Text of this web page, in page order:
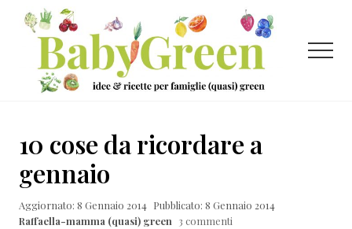
Menu
Passa
contenuto
principale
Passa
laterale
primaria
Passa
ricette
per
famiglie
Menu
10 cose da ricordare a
gennaio
Aggiornato: 8 Gennaio 2014 Pubblicato: 8 Gennaio 2014
Raffaella-mamma (quasi) green 3 commenti